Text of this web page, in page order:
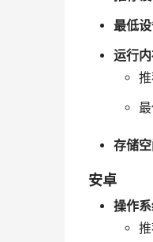
最低
运行
存储空
安卓
操作